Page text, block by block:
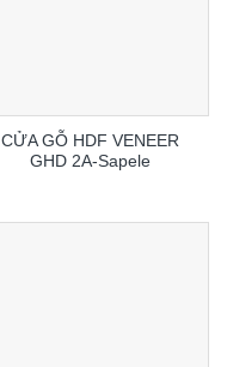
CỬA GỖ HDF VENEER
GHD 2A-Sapele